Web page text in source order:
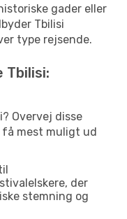
gader eller
Tbilisi
type rejsende.
Tbilisi:
Overvej disse
mest muligt ud
der
stemning og